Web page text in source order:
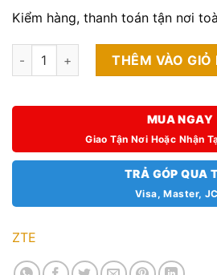
Kiểm hàng, thanh toán tận nơi
ZTE Nubia A36 4GB/64GB Fullbox
THÊM VÀO GIỎ
MUA NGAY
Giao Tận Nơi Hoặc Nhận
TRẢ GÓP QUA
Visa, Master,
ZTE